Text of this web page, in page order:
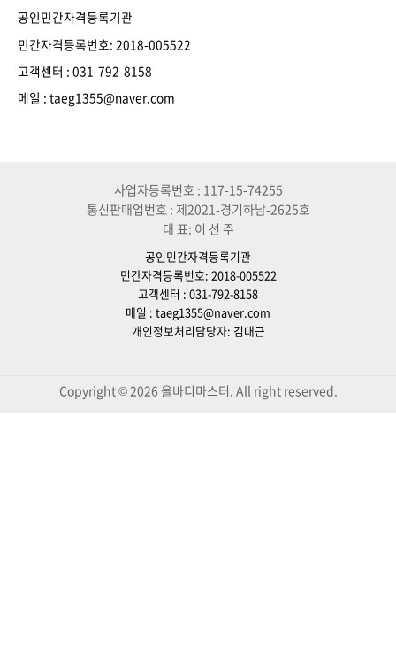
공인민간자격등록기관
민간자격등록번호: 2018-005522
고객센터 : 031-792-8158
메일 : taeg1355@naver.com
사업자등록번호 : 117-15-74255
통신판매업번호 : 제2021-경기하남-2625호
대 표: 이 선 주
공인민간자격등록기관
민간자격등록번호: 2018-005522
고객센터 : 031-792-8158
메일 : taeg1355@naver.com
개인정보처리담당자: 김대근
Copyright © 2026 올바디마스터. All right reserved.